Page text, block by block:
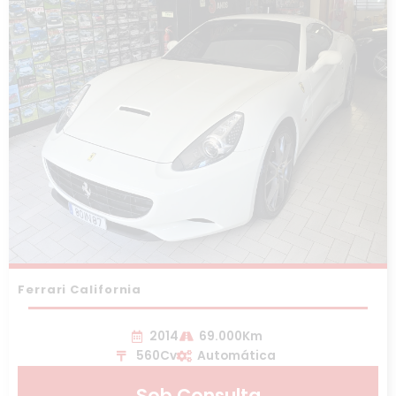
Ferrari California
2014
69.000Km
560Cv
Automática